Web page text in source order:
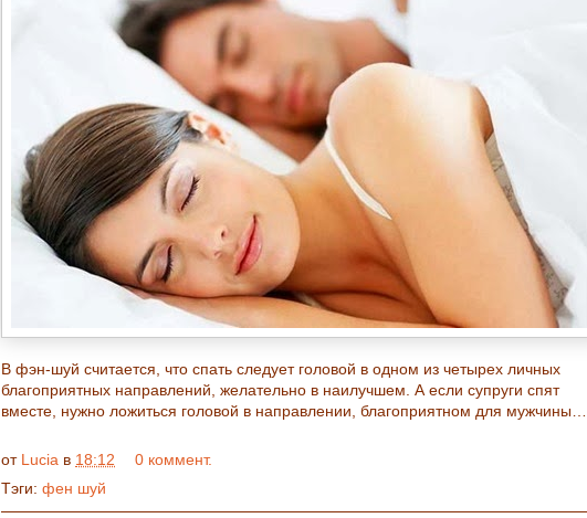
В фэн-шуй считается, что спать следует головой в одном из четырех личных
благоприятных направлений, желательно в наилучшем. А если супруги спят
вместе, нужно ложиться головой в направлении, благоприятном для мужчины…
от Lucia в 18:12
0 коммент.
Тэги: фен шуй